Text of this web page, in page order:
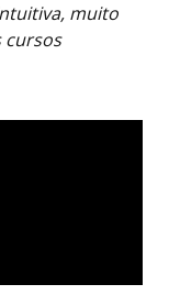
muito
cursos